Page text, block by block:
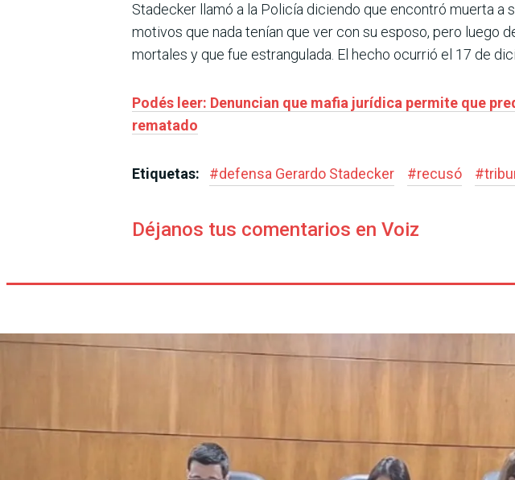
Stadecker llamó a la Policía diciendo que encontró muerta a
motivos que nada tenían que ver con su esposo, pero luego
mortales y que fue estrangulada. El hecho ocurrió el 17 de
Podés leer: Denuncian que mafia jurídica permite que
rematado
Etiquetas: #defensa Gerardo Stadecker #recusó #
Déjanos tus comentarios en Voiz